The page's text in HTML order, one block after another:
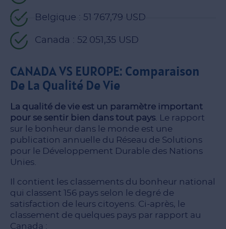
Belgique : 51 767,79 USD
Canada : 52 051,35 USD
CANADA VS EUROPE: Comparaison
De La Qualité De Vie
La qualité de vie est un paramètre important
pour se sentir bien dans tout pays . Le rapport
sur le bonheur dans le monde est une
publication annuelle du Réseau de Solutions
pour le Développement Durable des Nations
Unies.
Il contient les classements du bonheur national
qui classent 156 pays selon le degré de
satisfaction de leurs citoyens. Ci-après, le
classement de quelques pays par rapport au
Canada :